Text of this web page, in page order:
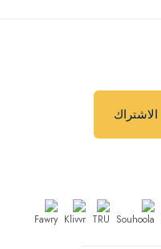
الاشتراك